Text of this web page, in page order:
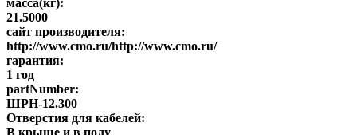
21.5000
сайт производителя:
http://www.cmo.ru/http://www.cmo.ru/
гарантия:
1 год
partNumber:
ШРН-12.300
Отверстия для кабелей:
В крыше и в полу